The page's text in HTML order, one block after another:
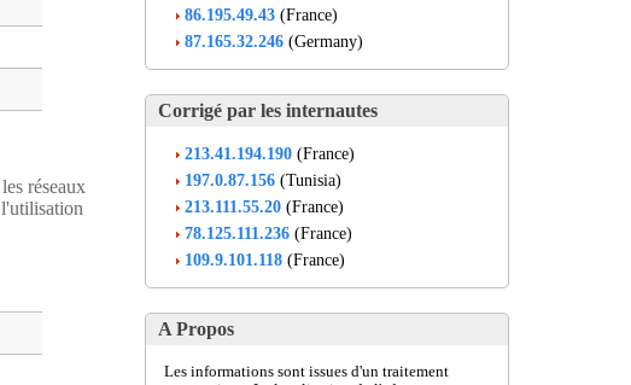
réseaux
86.195.49.43 (France)
87.165.32.246 (Germany)
Corrigé par les internautes
213.41.194.190 (France)
197.0.87.156 (Tunisia)
213.111.55.20 (France)
78.125.111.236 (France)
109.9.101.118 (France)
A Propos
Les informations sont issues d'un traitement